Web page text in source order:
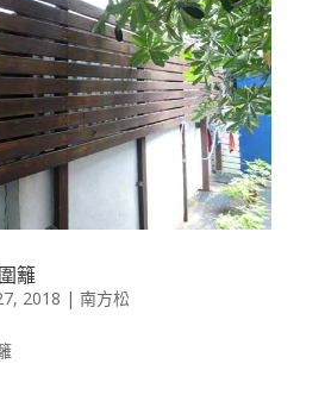
籬
2018 | 南方松